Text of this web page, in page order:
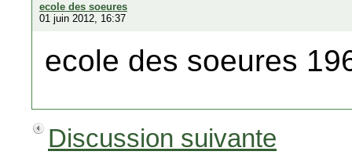
ecole des soeures
01 juin 2012, 16:37
ecole des soeures
Discussion suivante